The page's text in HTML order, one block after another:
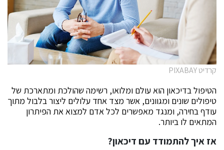
קרדיט PIXABAY
הטיפול בדיכאון הוא עולם ומלואו, רשימה שהולכת ומתארכת של
טיפולים שונים ומגוונים, אשר מצד אחד עלולים ליצור בלבול מתוך
עודף בחירה, ומנגד מאפשרים לכל אדם למצוא את הפיתרון
המתאים לו ביותר.
אז איך להתמודד עם דיכאון?